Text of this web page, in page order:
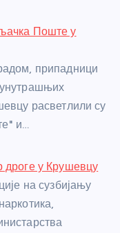
Поште у
припадници
расветлили су
и…
у Крушевцу
на сузбијању